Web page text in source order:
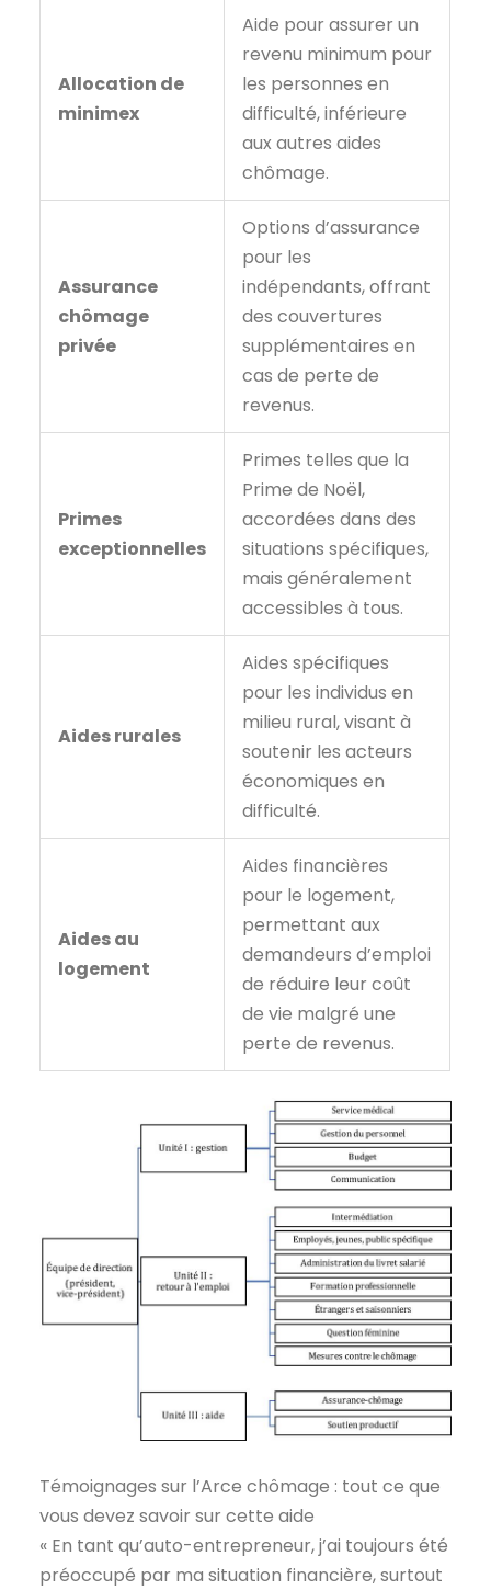
Allocation de
minimex
Aide pour assurer un
revenu minimum pour
les personnes en
difficulté, inférieure
aux autres aides
chômage.
Assurance
chômage
privée
Options d’assurance
pour les
indépendants, offrant
des couvertures
supplémentaires en
cas de perte de
revenus.
Primes
exceptionnelles
Primes telles que la
Prime de Noël,
accordées dans des
situations spécifiques,
mais généralement
accessibles à tous.
Aides rurales
Aides spécifiques
pour les individus en
milieu rural, visant à
soutenir les acteurs
économiques en
difficulté.
Aides au
logement
Aides financières
pour le logement,
permettant aux
demandeurs d’emploi
de réduire leur coût
de vie malgré une
perte de revenus.
Témoignages sur l’Arce chômage : tout ce que
vous devez savoir sur cette aide
« En tant qu’auto-entrepreneur, j’ai toujours été
préoccupé par ma situation financière, surtout